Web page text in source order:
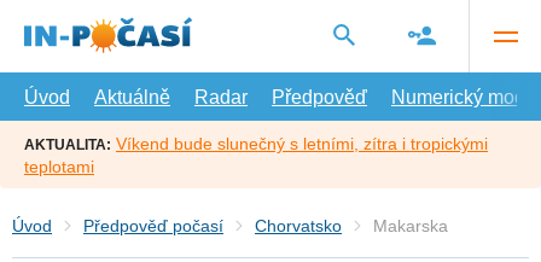
hlavní
Úvod
Aktuálně Radar Předpověď Numerický model
AKTUALITA: Víkend bude slunečný s letními, zítra i tropickými
teplotami
Úvod Předpověď počasí Chorvatsko Makarska